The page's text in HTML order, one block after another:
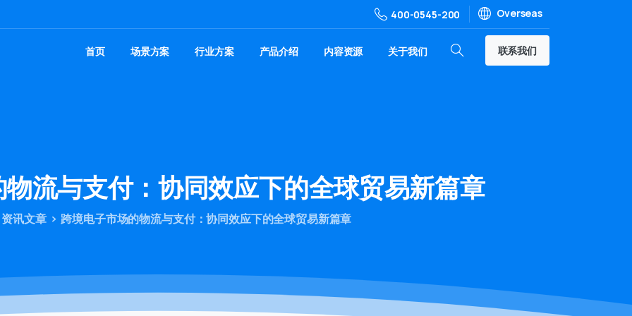
400-0545-200 Overseas
首页 场景方案 行业方案 产品介绍 内容资源 关于我们 联系我们
流与支付：协同效应下的全球贸易新篇章
资讯文章 跨境电子市场的物流与支付：协同效应下的全球贸易新篇章